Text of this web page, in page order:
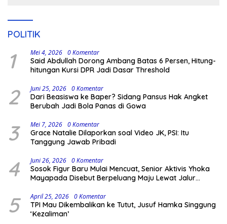
POLITIK
1 Mei 4, 2026 0 Komentar
Said Abdullah Dorong Ambang Batas 6 Persen, Hitung-
hitungan Kursi DPR Jadi Dasar Threshold
2 Juni 25, 2026 0 Komentar
Dari Beasiswa ke Baper? Sidang Pansus Hak Angket
Berubah Jadi Bola Panas di Gowa
3 Mei 7, 2026 0 Komentar
Grace Natalie Dilaporkan soal Video JK, PSI: Itu
Tanggung Jawab Pribadi
4 Juni 26, 2026 0 Komentar
Sosok Figur Baru Mulai Mencuat, Senior Aktivis Yhoka
Mayapada Disebut Berpeluang Maju Lewat Jalur
5 April 25, 2026 0 Komentar
TPI Mau Dikembalikan ke Tutut, Jusuf Hamka Singgung
‘Kezaliman’